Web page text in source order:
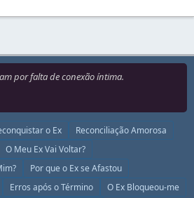
por falta de conexão íntima.
o Ex
Reconciliação Amorosa
O Meu Ex Vai Voltar?
Por que o Ex se Afastou
Erros após o Término O Ex Bloqueou-me